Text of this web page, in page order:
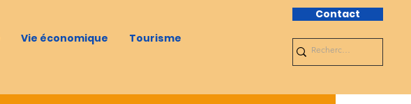
Vie économique Tourisme
Contact